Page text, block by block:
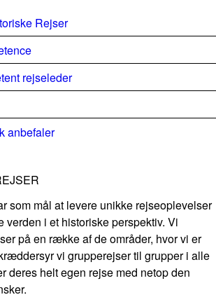
Rejser
rejseleder
anbefaler
som mål at levere unikke rejseoplevelser
verden i et historiske perspektiv. Vi
på en række af de områder, hvor vi er
vi grupperejser til grupper i alle
deres helt egen rejse med netop den